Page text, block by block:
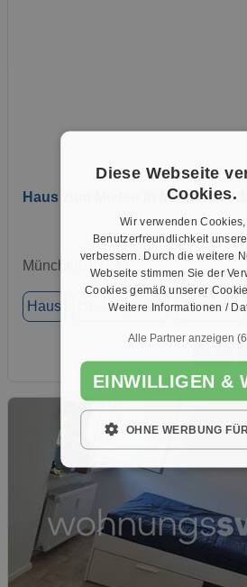
Haus zum Mieten in München
München, 81249
Haus ca. 157,84 m² Zimmer 6
Diese Webseite
Cookies.
Wir verwenden
Benutzerfreundlichkeit
verbessern. Durch die weitere
Webseite stimmen Sie der
Cookies gemäß unserer
Weitere Informationen /
Alle Partner anzeigen
EINWILLIGEN &
OHNE WERBUNG